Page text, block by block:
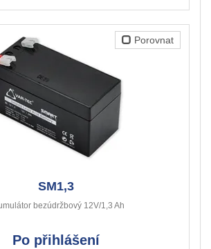
Porovnat
SM1,3
bezúdržbový 12V/1,3 Ah
Po přihlášení